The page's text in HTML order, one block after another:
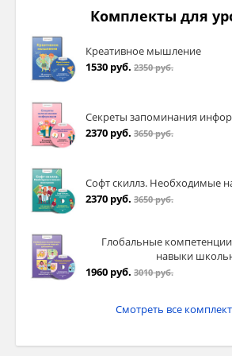
Слово слову рознь. Словом
создал, словом Иуда
(пословица)
Задание для группы№4
1)Язык мой – враг мой: прежде
беды ищет (пословица)
2)Парень рыжий, а язык вражий
(пословица)
3)Не в том сила, чтоб города
4)Все беды человека от его
Комплекты для
Креативное мышление
1530 руб. 2350 руб.
Секреты запоминания
2370 руб. 3650 руб.
Софт скиллз. Необходимые
2370 руб. 3650 руб.
Глобальные
навыки
1960 руб. 3010 руб.
Смотреть все